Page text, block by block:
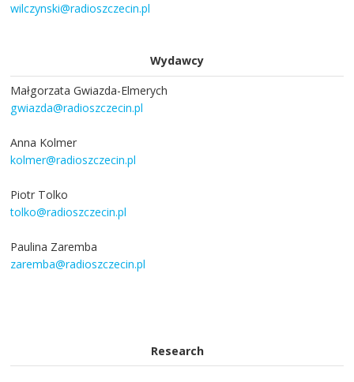
wilczynski@radioszczecin.pl
Wydawcy
Małgorzata Gwiazda-Elmerych
gwiazda@radioszczecin.pl
Anna Kolmer
kolmer@radioszczecin.pl
Piotr Tolko
tolko@radioszczecin.pl
Paulina Zaremba
zaremba@radioszczecin.pl
Research